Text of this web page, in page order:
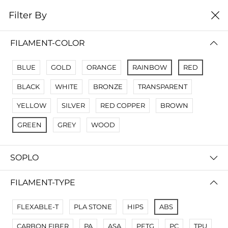
0
No Results
Not Found Filters1
Not Found Filters2
Filter By
FILAMENT-COLOR
BLUE GOLD ORANGE RAINBOW RED
BLACK WHITE BRONZE TRANSPARENT
YELLOW SILVER RED COPPER BROWN
GREEN GREY WOOD
SOPLO
FILAMENT-TYPE
FLEXABLE-T PLA STONE HIPS ABS
CARBON FIBER PA ASA PETG PC TPU